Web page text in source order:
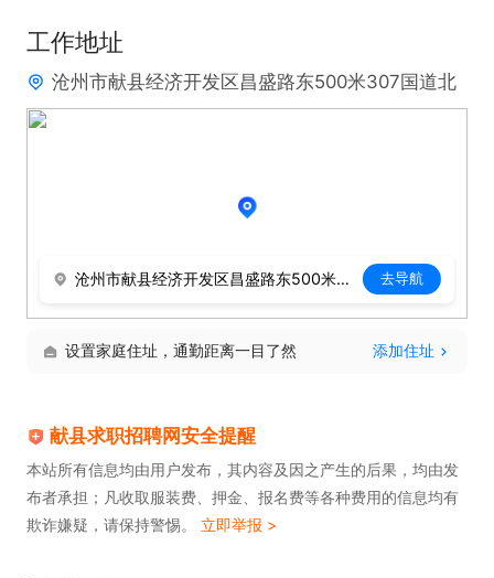
工作地址
沧州市献县经济开发区昌盛路东500米307国道北
沧州市献县经济开发区昌盛路东500米307国道北 去导航
设置家庭住址，通勤距离一目了然 添加住址
献县求职招聘网安全提醒
本站所有信息均由用户发布，其内容及因之产生的后果，均由发
布者承担；凡收取服装费、押金、报名费等各种费用的信息均有
欺诈嫌疑，请保持警惕。 立即举报 >